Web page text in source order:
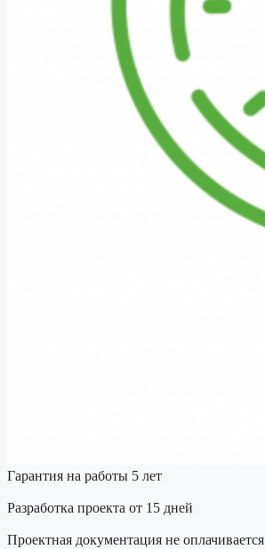
Гарантия на работы 5 лет
Разработка проекта от 15 дней
Проектная документация не оплачивается